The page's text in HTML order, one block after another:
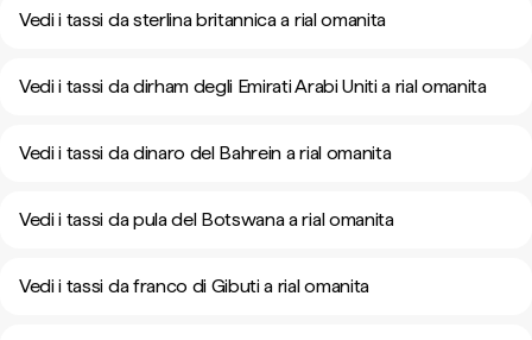
Vedi i tassi da sterlina britannica a rial omanita
Vedi i tassi da dirham degli Emirati Arabi Uniti a rial omanita
Vedi i tassi da dinaro del Bahrein a rial omanita
Vedi i tassi da pula del Botswana a rial omanita
Vedi i tassi da franco di Gibuti a rial omanita